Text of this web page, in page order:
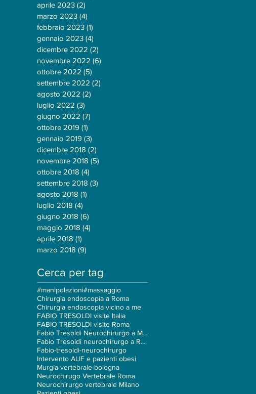
aprile 2023 (2)
marzo 2023 (4)
febbraio 2023 (1)
gennaio 2023 (4)
dicembre 2022 (2)
novembre 2022 (6)
ottobre 2022 (5)
settembre 2022 (2)
agosto 2022 (2)
luglio 2022 (3)
giugno 2022 (7)
ottobre 2019 (1)
gennaio 2019 (3)
dicembre 2018 (2)
novembre 2018 (5)
ottobre 2018 (4)
settembre 2018 (3)
agosto 2018 (1)
luglio 2018 (4)
giugno 2018 (6)
maggio 2018 (4)
aprile 2018 (1)
marzo 2018 (9)
Cerca per tag
#manipolazioni#massaggio
Chirurgia endoscopia a Roma
Chirurgia endoscopia vicino a me
FABIO TRESOLDI visite Italia
FABIO TRESOLDI visite Roma
Fabio Tresoldi Neurochirurgo a Milano
Fabio Tresoldi neurochirurgo a Roma
Fabio-tresoldi-neurochirurgo
Intervento ALIF e pazienti obesi
Murgia-vertebrale-bologna
Neurochirugo Vertebrale Roma
Neurochirurgo vertebrale Milano